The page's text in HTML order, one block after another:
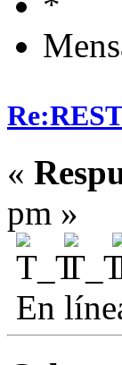
«
pm »
En